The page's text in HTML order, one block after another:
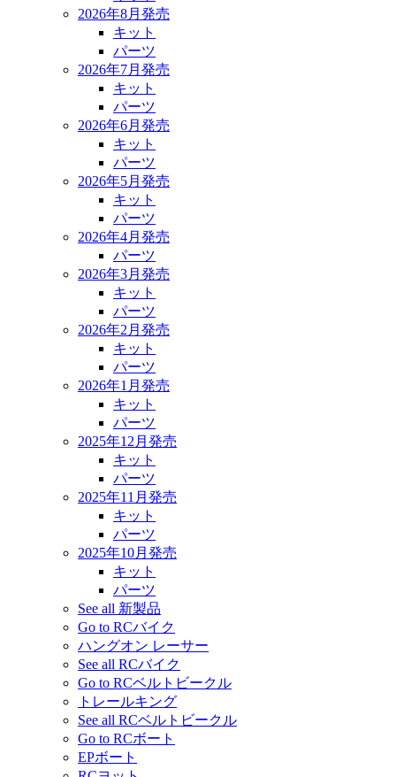
2026年8月発売
キット
パーツ
2026年7月発売
キット
パーツ
2026年6月発売
キット
パーツ
2026年5月発売
キット
パーツ
2026年4月発売
パーツ
2026年3月発売
キット
パーツ
2026年2月発売
キット
パーツ
2026年1月発売
キット
パーツ
2025年12月発売
キット
パーツ
2025年11月発売
キット
パーツ
2025年10月発売
キット
パーツ
See all 新製品
Go to RCバイク
ハングオン レーサー
See all RCバイク
Go to RCベルトビークル
トレールキング
See all RCベルトビークル
Go to RCボート
EPボート